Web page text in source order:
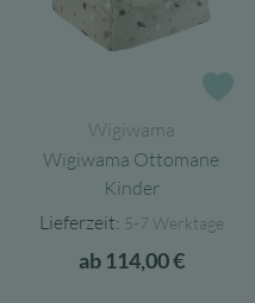
Wigiwama
Wigiwama Ottomane
Kinder
Lieferzeit: 5-7 Werktage
ab 114,00€